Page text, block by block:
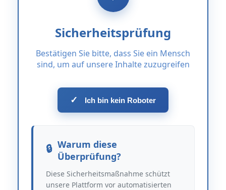
Sicherheitsprüfung
Bestätigen Sie bitte, dass Sie ein Mensch
sind, um auf unsere Inhalte zuzugreifen
✓ Ich bin kein Roboter
Warum diese
Überprüfung?
Diese Sicherheitsmaßnahme schützt
unsere Plattform vor automatisierten